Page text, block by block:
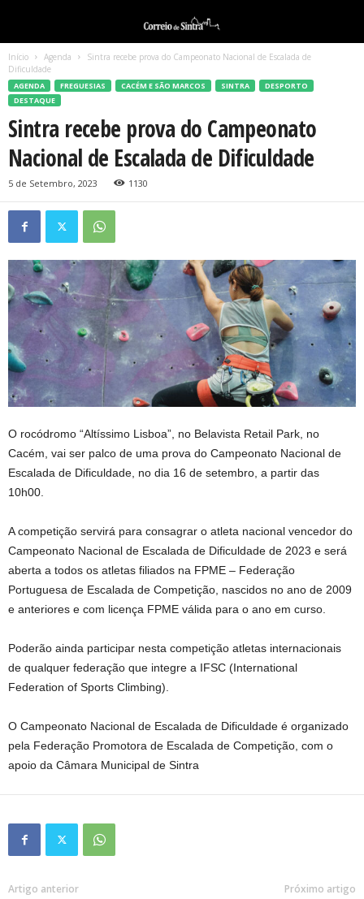
Início Agenda
Sintra recebe prova do Campeonato Nacional de Escalada de
Dificuldade
AGENDA FREGUESIAS CACÉM E SÃO MARCOS SINTRA
DESPORTO
DESTAQUE
Sintra recebe prova do Campeonato
Nacional de Escalada de Dificuldade
5 de Setembro, 2023 1130
O rocódromo “Altíssimo Lisboa”, no Belavista Retail Park, no
Cacém, vai ser palco de uma prova do Campeonato Nacional de
Escalada de Dificuldade, no dia 16 de setembro, a partir das
10h00.
A competição servirá para consagrar o atleta nacional vencedor do
Campeonato Nacional de Escalada de Dificuldade de 2023 e será
aberta a todos os atletas filiados na FPME – Federação
Portuguesa de Escalada de Competição, nascidos no ano de 2009
e anteriores e com licença FPME válida para o ano em curso.
Poderão ainda participar nesta competição atletas internacionais
de qualquer federação que integre a IFSC (International
Federation of Sports Climbing).
O Campeonato Nacional de Escalada de Dificuldade é organizado
pela Federação Promotora de Escalada de Competição, com o
apoio da Câmara Municipal de Sintra
Artigo anterior Próximo artigo